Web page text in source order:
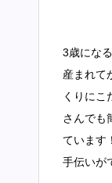
3歳にな
産まれて
くりにこ
さんでも
ています
手伝いが